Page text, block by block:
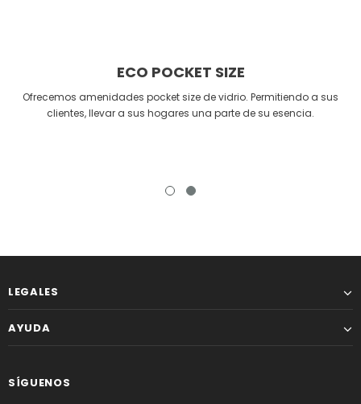
ECO POCKET SIZE
Ofrecemos amenidades pocket size de vidrio. Permitiendo a sus
clientes, llevar a sus hogares una parte de su esencia.
LEGALES
AYUDA
SÍGUENOS